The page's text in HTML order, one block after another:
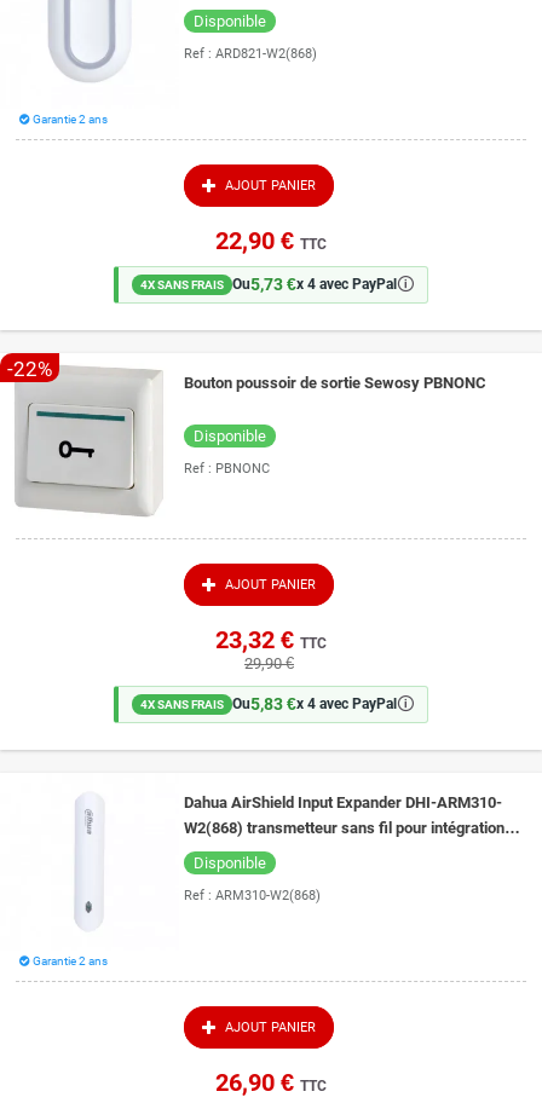
alarme Dahua AirShield
Disponible
Ref : ARD821-W2(868)
Garantie 2 ans
AJOUT PANIER
22,90 € TTC
4X SANS FRAIS Ou5,73 €x 4 avec PayPal🛈
-22%
Bouton poussoir de sortie Sewosy PBNONC
Disponible
Ref : PBNONC
AJOUT PANIER
23,32 € TTC
29,90 €
4X SANS FRAIS Ou5,83 €x 4 avec PayPal🛈
Dahua AirShield Input Expander DHI-ARM310-
W2(868) transmetteur sans fil pour intégration
détecteur filaire dans alarme Dahua
Disponible
Ref : ARM310-W2(868)
Garantie 2 ans
AJOUT PANIER
26,90 € TTC